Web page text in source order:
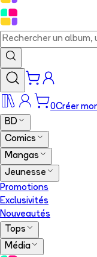
0Créer
BD
Comics
Mangas
Jeunesse
Promotions
Exclusivités
Nouveautés
Tops
Média